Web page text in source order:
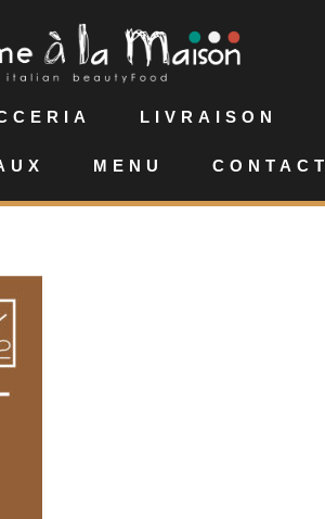
LIVRAISON
MENU CONTACT